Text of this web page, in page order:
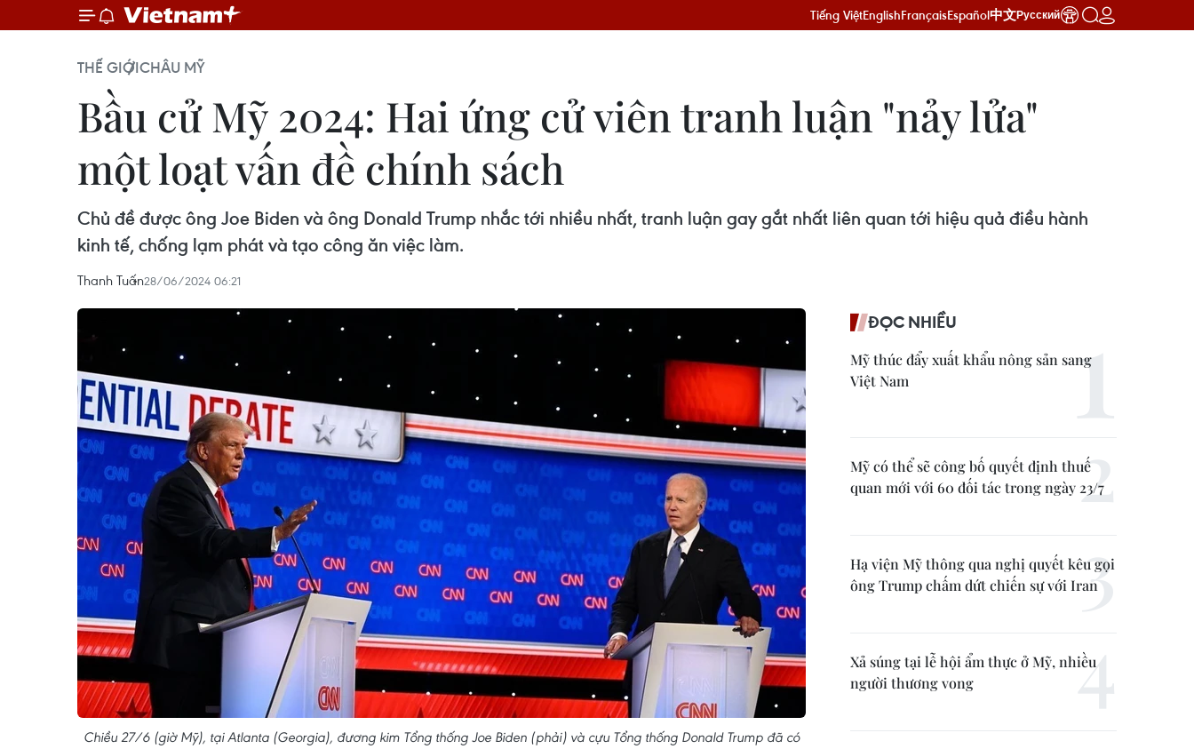
Tiếng ViệtEnglishFrançaisEspañol中文Русский
THẾ GIỚICHÂU MỸ
Bầu cử Mỹ 2024: Hai ứng cử viên tranh luận "nảy lửa"
một loạt vấn đề chính sách
Chủ đề được ông Joe Biden và ông Donald Trump nhắc tới nhiều nhất, tranh luận gay gắt nhất liên quan tới hiệu quả điều hành
kinh tế, chống lạm phát và tạo công ăn việc làm.
Thanh Tuấn28/06/2024 06:21
Chiều 27/6 (giờ Mỹ), tại Atlanta (Georgia), đương kim Tổng thống Joe Biden (phải) và cựu Tổng thống Donald Trump đã có
ĐỌC NHIỀU
Mỹ thúc đẩy xuất khẩu nông sản sang
Việt Nam
Mỹ có thể sẽ công bố quyết định thuế
quan mới với 60 đối tác trong ngày 23/7
Hạ viện Mỹ thông qua nghị quyết kêu gọi
ông Trump chấm dứt chiến sự với Iran
Xả súng tại lễ hội ẩm thực ở Mỹ, nhiều
người thương vong